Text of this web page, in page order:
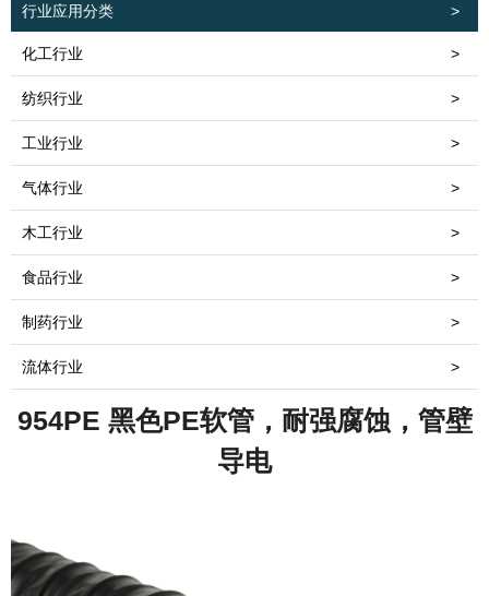
行业应用分类 >
化工行业 >
纺织行业 >
工业行业 >
气体行业 >
木工行业 >
食品行业 >
制药行业 >
流体行业 >
954PE 黑色PE软管，耐强腐蚀，管壁
导电